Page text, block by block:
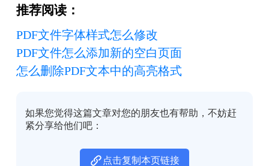
推荐阅读：
PDF文件字体样式怎么修改
PDF文件怎么添加新的空白页面
怎么删除PDF文本中的高亮格式
如果您觉得这篇文章对您的朋友也有帮助，不妨赶
紧分享给他们吧：
点击复制本页链接